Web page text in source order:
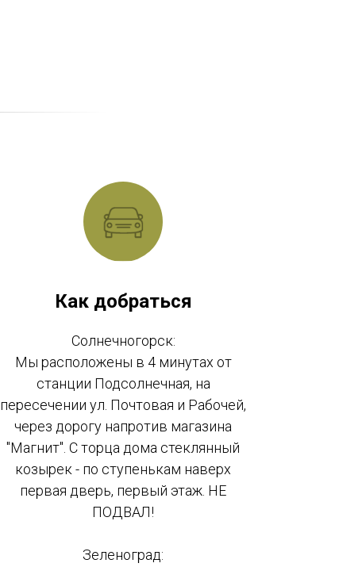
Как добраться
Солнечногорск:
Мы расположены в 4 минутах от
станции Подсолнечная, на
пересечении ул. Почтовая и Рабочей,
через дорогу напротив магазина
"Магнит". С торца дома стеклянный
козырек - по ступенькам наверх
первая дверь, первый этаж. НЕ
ПОДВАЛ!
Зеленоград: